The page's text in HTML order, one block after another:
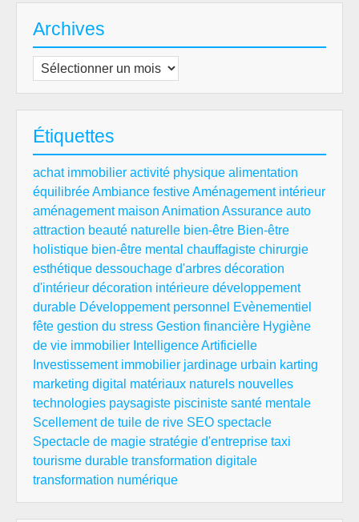
Archives
Archives
Étiquettes
achat immobilier activité physique alimentation
équilibréeAmbiance festiveAménagement intérieur
aménagement maison Animation Assurance auto
attraction beauté naturelle bien-être Bien-être
holistique bien-être mental chauffagiste chirurgie
esthétique dessouchage d'arbres décoration
d'intérieur décoration intérieure développement
durable Développement personnel Evènementiel
fête gestion du stress Gestion financière Hygiène
de vie immobilier Intelligence Artificielle
Investissement immobilier jardinage urbain karting
marketing digital matériaux naturels nouvelles
technologies paysagiste pisciniste santé mentale
Scellement de tuile de rive SEO spectacle
Spectacle de magie stratégie d'entreprise taxi
tourisme durable transformation digitale
transformation numérique